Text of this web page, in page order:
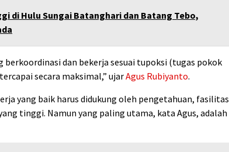
di Hulu Sungai Batanghari dan Batang Tebo,
berkoordinasi dan bekerja sesuai tupoksi (tugas pokok
secara maksimal,” ujarAgus Rubiyanto.
yang baik harus didukung oleh pengetahuan, fasilitas
tinggi. Namun yang paling utama, kata Agus, adalah